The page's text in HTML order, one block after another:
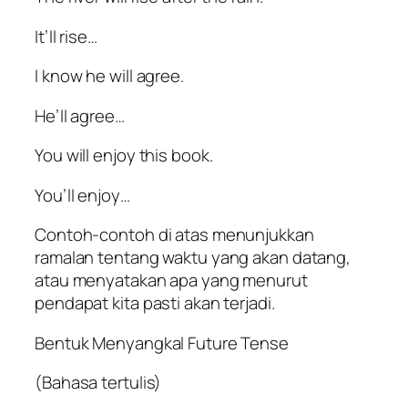
It’ll rise…
I know he will agree.
He’ll agree…
You will enjoy this book.
You’ll enjoy…
Contoh-contoh di atas menunjukkan
ramalan tentang waktu yang akan datang,
atau menyatakan apa yang menurut
pendapat kita pasti akan terjadi.
Bentuk Menyangkal Future Tense
(Bahasa tertulis)